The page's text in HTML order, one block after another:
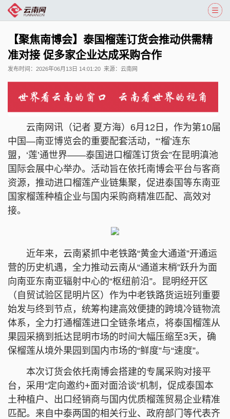
【聚焦南博会】泰国榴莲订货会推动供需精
准对接 促多家企业达成采购合作
发布时间： 2026年06月13日 14:01:20 来源： 云南网
云南网讯（记者 夏方海）6月12日，作为第10届
中国—南亚博览会的重要配套活动，“‘榴’连东
盟，‘莲’通世界——泰国进口榴莲订货会”在昆明滇池
国际会展中心举办。活动旨在依托南博会平台与客商
资源，推动进口榴莲产业链集聚，促进泰国等东南亚
国家榴莲种植企业与国内采购商精准匹配、高效对
接。
近年来，云南紧抓中老铁路“黄金大通道”开通运
营的历史机遇，全力推动云南从“通道末梢”跃升为面
向南亚东南亚辐射中心的“枢纽前沿”。昆明经开区
（自贸试验区昆明片区）作为中老铁路货运班列重要
始发与终到节点，统筹构建高效便捷的跨境冷链物流
体系，全力打通榴莲进口全链条堵点，将泰国榴莲从
果园采摘到抵达昆明市场的时间大幅压缩至3天，确
保榴莲从境外果园到国内市场的“鲜度”与“速度”。
本次订货会依托南博会搭建的专属采购对接平
台，采用“定向邀约+面对面洽谈”机制，促成泰国本
土种植户、出口经销商与国内优质榴莲贸易企业精准
匹配。来自中泰两国的相关行业、政府部门等代表齐